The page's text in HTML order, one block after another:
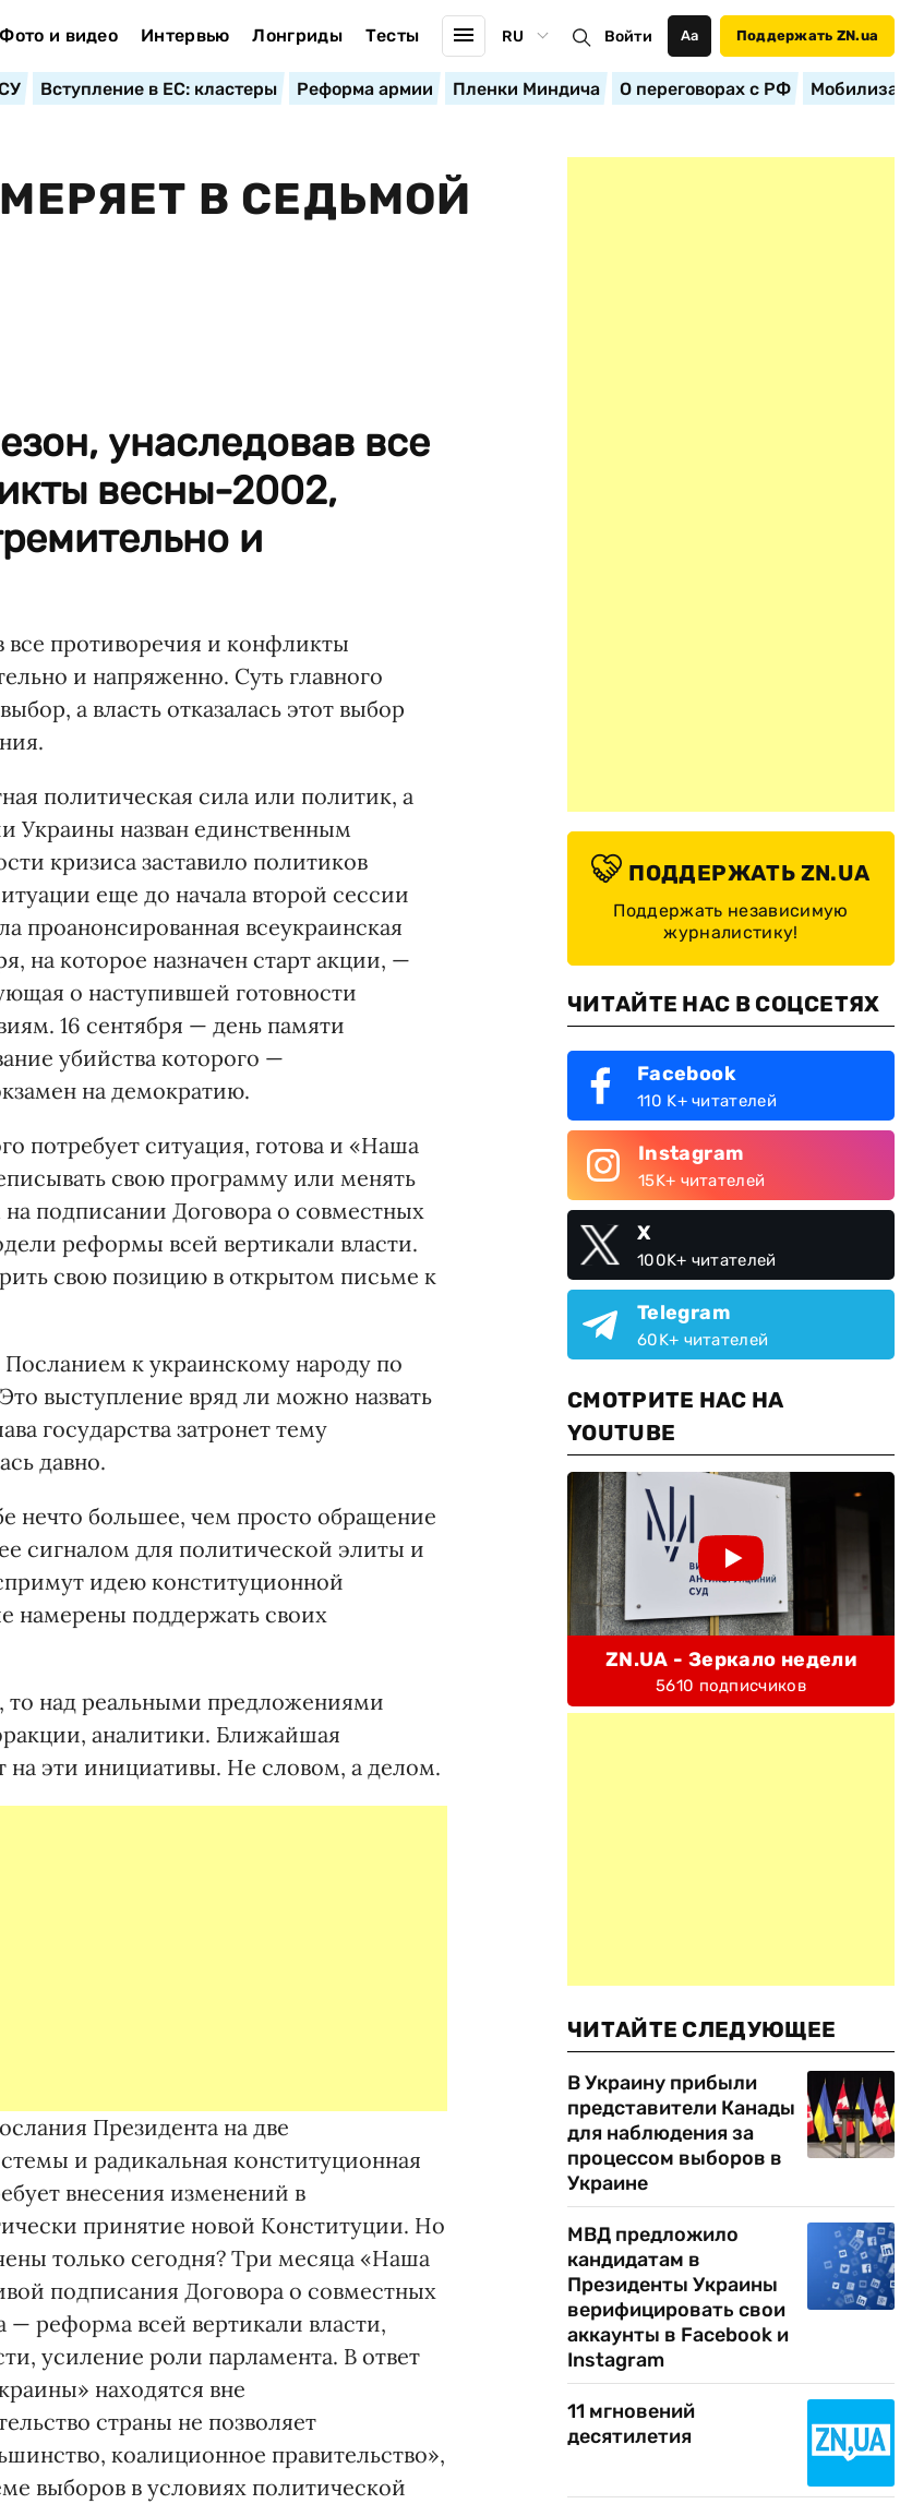
Фото и видео Интервью Лонгриды Тесты RU Войти Аа Поддержать ZN.ua
Вступление в ЕС: кластеры Реформа армии Пленки Миндича О переговорах с РФ
В СЕДЬМОЙ
унаследовав все
весны-2002,
и
все противоречия и конфликты
и напряженно. Суть главного
а власть отказалась этот выбор
политическая сила или политик, а
Украины назван единственным
кризиса заставило политиков
еще до начала второй сессии
проанонсированная всеукраинская
на которое назначен старт акции, —
о наступившей готовности
16 сентября — день памяти
убийства которого —
на демократию.
потребует ситуация, готова и «Наша
свою программу или менять
подписании Договора о совместных
реформы всей вертикали власти.
свою позицию в открытом письме к
Посланием к украинскому народу по
выступление вряд ли можно назвать
государства затронет тему
давно.
нечто большее, чем просто обращение
сигналом для политической элиты и
идею конституционной
намерены поддержать своих
то над реальными предложениями
аналитики. Ближайшая
на эти инициативы. Не словом, а делом.
Президента на две
и радикальная конституционная
внесения изменений в
принятие новой Конституции. Но
только сегодня? Три месяца «Наша
подписания Договора о совместных
— реформа всей вертикали власти,
усиление роли парламента. В ответ
находятся вне
страны не позволяет
коалиционное правительство»,
выборов в условиях политической
ПОДДЕРЖАТЬ ZN.UA
Поддержать независимую
журналистику!
ЧИТАЙТЕ НАС В СОЦСЕТЯХ
Facebook
110 K+ читателей
Instagram
15K+ читателей
X
100K+ читателей
Telegram
60K+ читателей
СМОТРИТЕ НАС НА
YOUTUBE
ZN.UA - Зеркало недели
5610 подписчиков
ЧИТАЙТЕ СЛЕДУЮЩЕЕ
В Украину прибыли
представители Канады
для наблюдения за
процессом выборов в
Украине
МВД предложило
кандидатам в
Президенты Украины
верифицировать свои
аккаунты в Facebook и
Instagram
11 мгновений
десятилетия